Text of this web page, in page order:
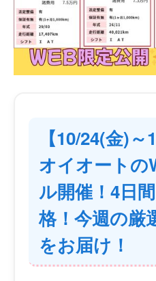
【10/24(金)
オイオートの
ル開催！4日
格！今週の厳
をお届け！